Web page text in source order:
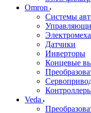
Omron
Системы
Датчики
Инверторы
Концевые
Veda